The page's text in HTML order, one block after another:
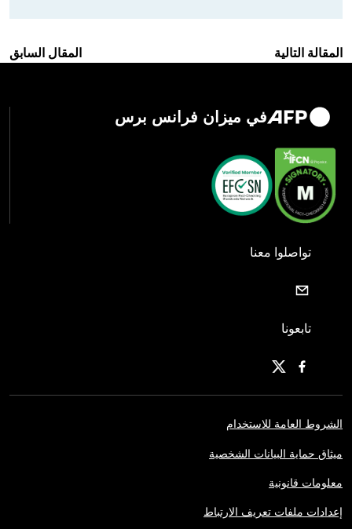
المقالة التالية المقال السابق
في ميزان فرانس برس
تواصلوا معنا
تابعونا
الشروط العامة للاستخدام
ميثاق حماية البيانات الشخصية
معلومات قانونية
إعدادات ملفات تعريف الارتباط